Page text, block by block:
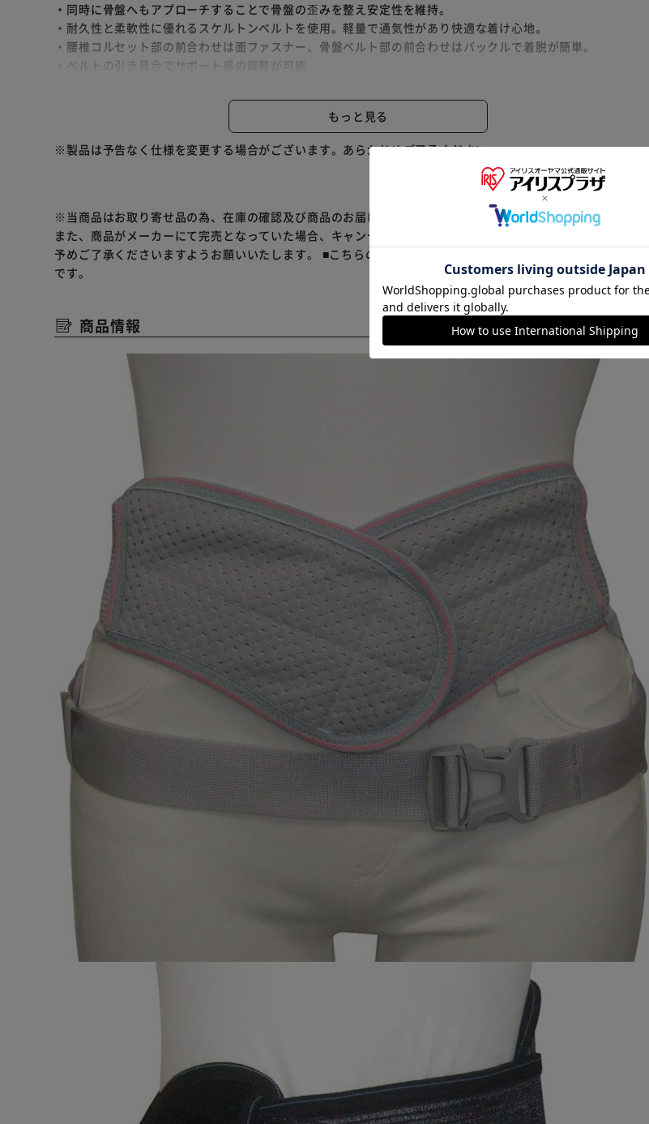
・同時に骨盤へもアプローチすることで骨盤の歪みを整え安定性を維持。
・耐久性と柔軟性に優れるスケルトンベルトを使用。軽量で通気性があり快適な着け心地。
・腰椎コルセット部の前合わせは面ファスナー、骨盤ベルト部の前合わせはバックルで着脱が簡単。
・ベルトの引き具合でサポート感の調整が可能
もっと見る
※製品は予告なく仕様を変更する場合がございます。あらかじめご了承ください。
※当商品はお取り寄せ品の為、在庫の確認及び商品のお届けまでお時間を頂く場合がございます。
また、商品がメーカーにて完売となっていた場合、キャンセル又は注文内容の変更をお願いいたしております。
予めご了承くださいますようお願いいたします。 ■こちらの商品はアイリスプラザがセレクトしたオススメ商品
です。
商品情報
※ご確認ください